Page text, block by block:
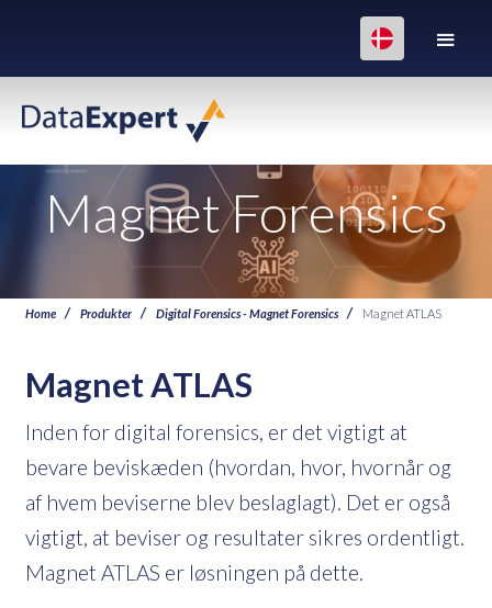
Magnet Forensics
Home Produkter Digital Forensics - Magnet Forensics Magnet ATLAS
Magnet ATLAS
Inden for digital forensics, er det vigtigt at
bevare beviskæden (hvordan, hvor, hvornår og
af hvem beviserne blev beslaglagt). Det er også
vigtigt, at beviser og resultater sikres ordentligt.
Magnet ATLAS er løsningen på dette.